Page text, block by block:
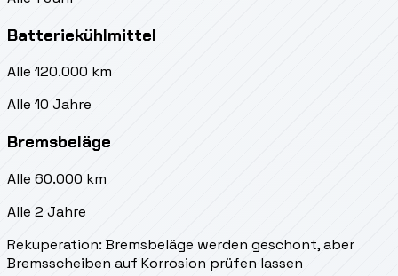
Batteriekühlmittel
Alle 120.000 km
Alle 10 Jahre
Bremsbeläge
Alle 60.000 km
Alle 2 Jahre
Rekuperation: Bremsbeläge werden geschont, aber
Bremsscheiben auf Korrosion prüfen lassen